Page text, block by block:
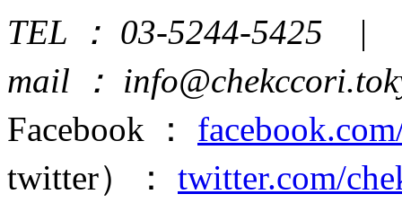
TEL ： 03-5244-5425
mail ：
Facebook ：
twitter）： twitter.com/